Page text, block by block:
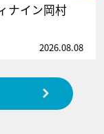
ナイン岡村
2026.08.08